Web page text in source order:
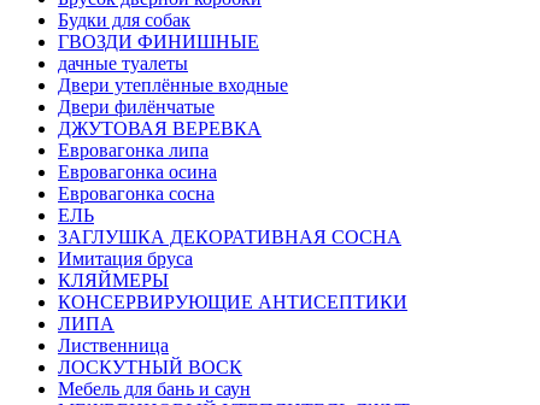
Будки для собак
ГВОЗДИ ФИНИШНЫЕ
дачные туалеты
Двери утеплённые входные
Двери филёнчатые
ДЖУТОВАЯ ВЕРЕВКА
Евровагонка липа
Евровагонка осина
Евровагонка сосна
ЕЛЬ
ЗАГЛУШКА ДЕКОРАТИВНАЯ СОСНА
Имитация бруса
КЛЯЙМЕРЫ
КОНСЕРВИРУЮЩИЕ АНТИСЕПТИКИ
ЛИПА
Лиственница
ЛОСКУТНЫЙ ВОСК
Мебель для бань и саун